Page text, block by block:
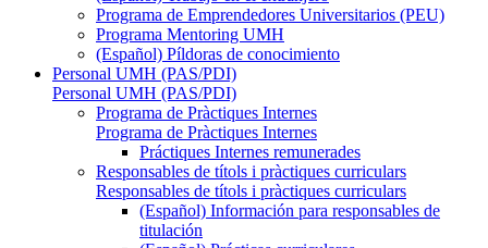
Programa de Emprendedores Universitarios (PEU)
Programa Mentoring UMH
(Español) Píldoras de conocimiento
Personal UMH (PAS/PDI)
Personal UMH (PAS/PDI)
Programa de Pràctiques Internes
Programa de Pràctiques Internes
Práctiques Internes remunerades
Responsables de títols i pràctiques curriculars
Responsables de títols i pràctiques curriculars
(Español) Información para responsables de
titulación